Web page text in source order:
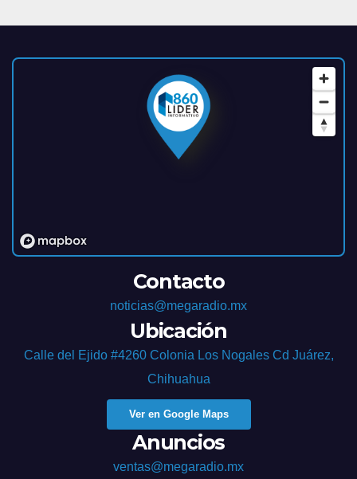
Contacto
noticias@megaradio.mx
Ubicación
Calle del Ejido #4260 Colonia Los Nogales Cd Juárez,
Chihuahua
Ver en Google Maps
Anuncios
ventas@megaradio.mx